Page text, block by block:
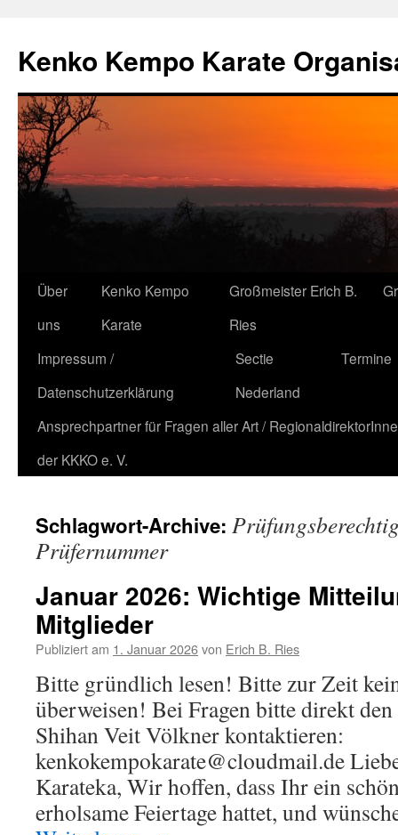
Kenko Kempo Karate
Zum
Inhalt
springen
Über
uns
Kenko Kempo
Karate
Großmeister Erich B.
Ries
Impressum /
Datenschutzerklärung
Sectie
Nederland
Termine
Ansprechpartner für Fragen aller Art /
der KKKO e. V.
Schlagwort-Archive:
Prüfernummer
Januar 2026: Wichtige
Mitglieder
Publiziert am 1. Januar 2026von Erich B. Ries
Bitte gründlich lesen! Bitte zur Zeit
überweisen! Bei Fragen bitte direkt
Shihan Veit Völkner kontaktieren:
kenkokempokarate@cloudmail.de
Karateka, Wir hoffen, dass Ihr ein
erholsame Feiertage hattet, und